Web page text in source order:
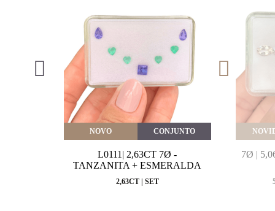
NOVO CONJUNTO
L0111| 2,63CT 7Ø -
TANZANITA + ESMERALDA
2,63CT | SET
7Ø |